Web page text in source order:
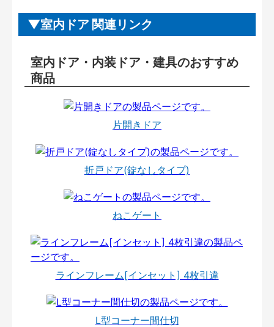
室内ドア 関連リンク
室内ドア・内装ドア・建具のおすすめ
商品
片開きドア
折戸ドア(錠なしタイプ)
ねこゲート
ラインフレーム[インセット] 4枚引違
L型コーナー間仕切